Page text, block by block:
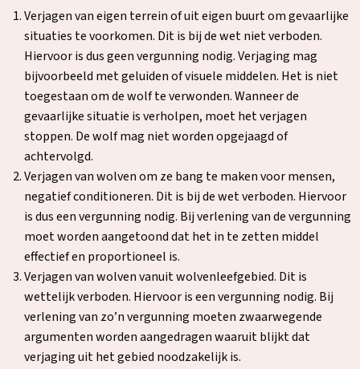
in
een
nieuw
tabblad
Verjagen van eigen terrein of uit eigen buurt om gevaarlijke
situaties te voorkomen. Dit is bij de wet niet verboden.
Hiervoor is dus geen vergunning nodig. Verjaging mag
bijvoorbeeld met geluiden of visuele middelen. Het is niet
toegestaan om de wolf te verwonden. Wanneer de
gevaarlijke situatie is verholpen, moet het verjagen
stoppen. De wolf mag niet worden opgejaagd of
achtervolgd.
Verjagen van wolven om ze bang te maken voor mensen,
negatief conditioneren. Dit is bij de wet verboden. Hiervoor
is dus een vergunning nodig. Bij verlening van de vergunning
moet worden aangetoond dat het in te zetten middel
effectief en proportioneel is.
Verjagen van wolven vanuit wolvenleefgebied. Dit is
wettelijk verboden. Hiervoor is een vergunning nodig. Bij
verlening van zo’n vergunning moeten zwaarwegende
argumenten worden aangedragen waaruit blijkt dat
verjaging uit het gebied noodzakelijk is.